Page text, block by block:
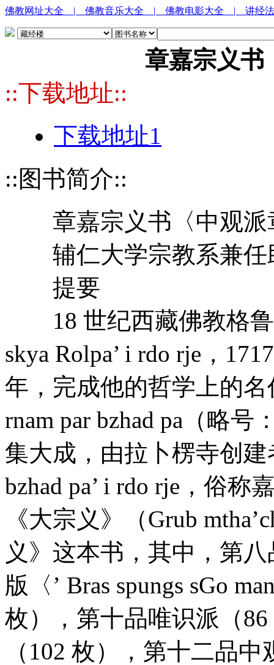
佛教网址大全 | 佛教音乐大全 | 佛教电影大全 | 讲经
章嘉宗义书
::下载地址::
下载地址1
::图书简介::
章嘉宗义书〈中观派
辅仁大学宗教系兼任
提要
18 世纪西藏佛教格鲁
skya Rolpa’ i rdo rje，
年，完成他的哲学上的名
rnam par bzhad pa（略
集大成，由拉卜楞寺创建
bzhad pa’ i rdo rje，俗称
《大宗义》（Grub
义》这本书，其中，第
版〈’ Bras spungs sGo
枚），第十品唯识派（
（102 枚），第十二品